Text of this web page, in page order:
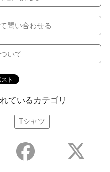
問い合わせる
いて
ているカテゴリ
Tシャツ